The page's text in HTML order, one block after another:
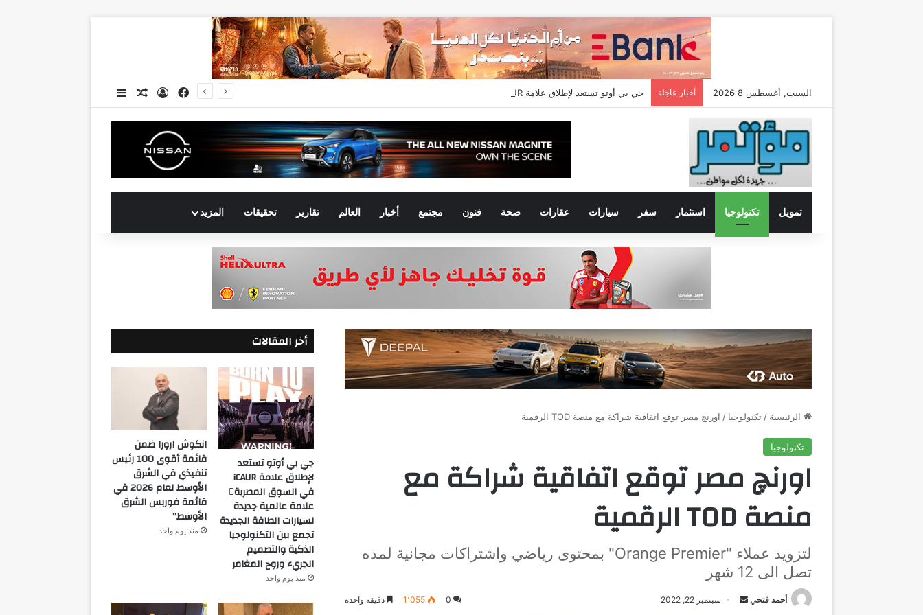
السبت, أغسطس 8 2026 أخبار عاجلة فيسبوكتسجيل الدخول
مقال عشوائي
إضافة عمود جانبي
تمويل تكنولوجيا استثمار سفر سيارات عقارات صحة فنون مجتمع أخبار العالم تقارير تحقيقات المزيد
الرئيسية / تكنولوجيا / اورنچ مصر توقع اتفاقية شراكة مع منصة TOD الرقمية
تكنولوجيا
اورنچ مصر توقع اتفاقية شراكة مع
منصة TOD الرقمية
لتزويد عملاء "Orange Premier" بمحتوى رياضي واشتراكات مجانية لمده
تصل الى 12 شهر
أحمد فتحي
أرسل سبتمبر 22, 2022 0 1٬055 دقيقة واحدة
أخر المقالات
جي بي أوتو تستعد
لإطلاق علامة iCAUR
في السوق المصرية
علامة عالمية جديدة
لسيارات الطاقة الجديدة
تجمع بين التكنولوجيا
الذكية والتصميم
الجريء وروح المغامر
منذ يوم واحد
انكوش ارورا ضمن
قائمة أقوى 100 رئيس
تنفيذي في الشرق
الأوسط لعام 2026 في
قائمة فوربس الشرق
الأوسط”
منذ يوم واحد